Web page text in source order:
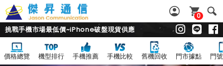
0
挑戰手機市場最低價~iPhone破盤現貨供應
價格總覽 機型排行 手機推薦 手機比較 舊機回收 門市據點 門